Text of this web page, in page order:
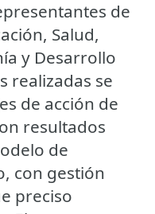
de
Salud,
y Desarrollo
realizadas se
de acción de
resultados
de
con gestión
preciso